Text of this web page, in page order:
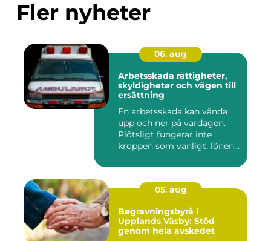
Fler nyheter
06. aug
Arbetsskada rättigheter,
skyldigheter och vägen till
ersättning
En arbetsskada kan vända
upp och ner på vardagen.
Plötsligt fungerar inte
kroppen som vanligt, lönen...
05. aug
Begravningsbyrå i
Upplands Väsby: Stöd
genom hela avskedet